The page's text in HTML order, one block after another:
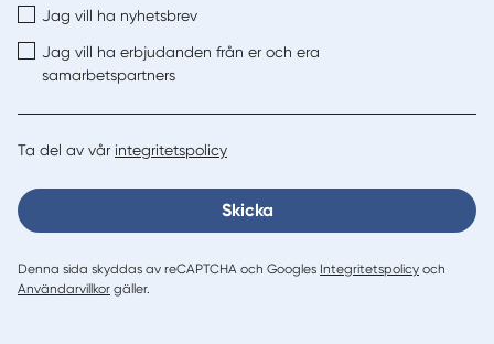
Jag vill ha nyhetsbrev
Jag vill ha erbjudanden från er och era
samarbetspartners
Ta del av vår integritetspolicy
Skicka
Denna sida skyddas av reCAPTCHA och Googles Integritetspolicy och
Användarvillkor gäller.